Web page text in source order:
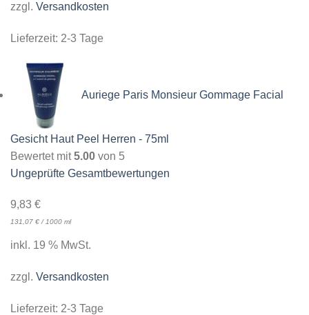
zzgl. Versandkosten
Lieferzeit: 2-3 Tage
Auriege Paris Monsieur Gommage Facial
Gesicht Haut Peel Herren - 75ml
Bewertet mit5.00 von 5
Ungeprüfte Gesamtbewertungen
9,83 €
131,07 €/1000 ml
inkl. 19 % MwSt.
zzgl. Versandkosten
Lieferzeit: 2-3 Tage